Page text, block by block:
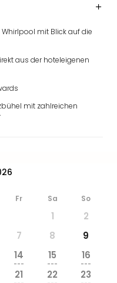
mit Blick auf die
aus der hoteleigenen
mit zahlreichen
Fr Sa So
1
2
7 8
9
14
---
15
---
16
---
21 22 23